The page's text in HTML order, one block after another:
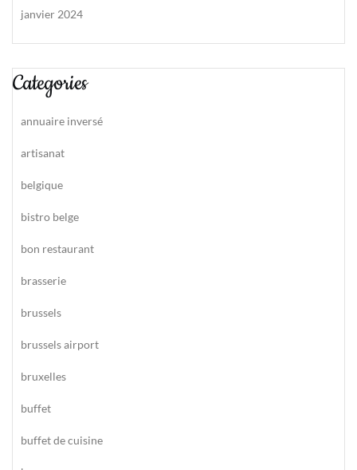
janvier 2024
Categories
annuaire inversé
artisanat
belgique
bistro belge
bon restaurant
brasserie
brussels
brussels airport
bruxelles
buffet
buffet de cuisine